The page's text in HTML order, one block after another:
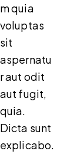
m quia
voluptas
sit
aspernatu
r aut odit
aut fugit,
quia.
Dicta sunt
explicabo.